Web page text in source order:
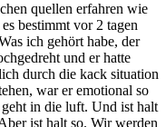
quellen erfahren wie
bestimmt vor 2 tagen
ich gehört habe, der
und er hatte
durch die kack situation
war er emotional so
in die luft. Und ist halt
ist halt so. Wir werden